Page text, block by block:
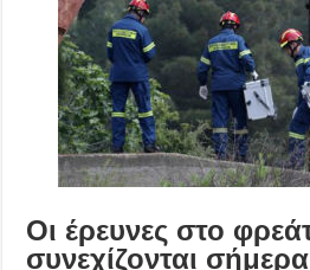
Οι έρευνες στο
συνεχίζονται